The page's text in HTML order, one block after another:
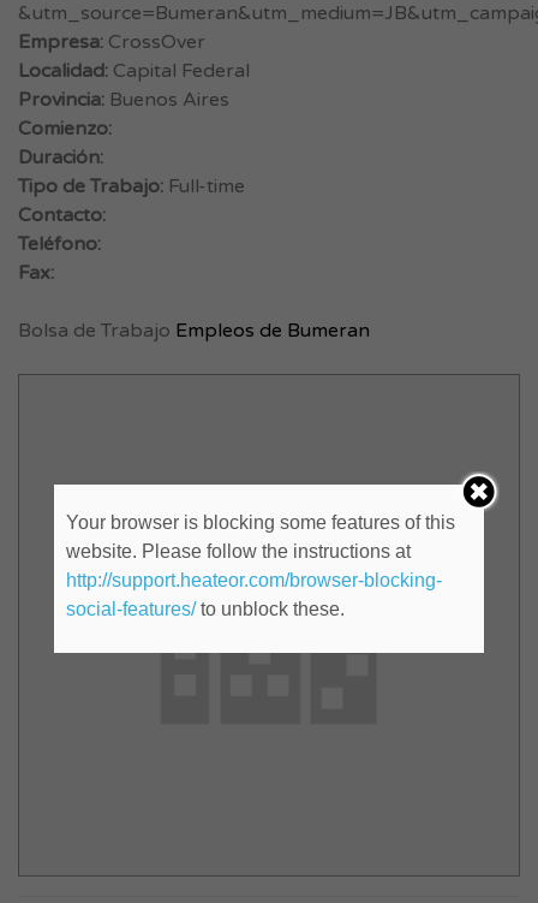
Empresa: CrossOver
Localidad: Capital Federal
Provincia: Buenos Aires
Comienzo:
Duración:
Tipo de Trabajo: Full-time
Contacto:
Teléfono:
Fax:
Bolsa de Trabajo Empleos de Bumeran
Your browser is blocking some features of this
website. Please follow the instructions at
http://support.heateor.com/browser-blocking-
social-features/to unblock these.